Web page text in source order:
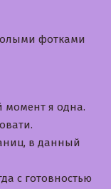
фотками
момент я одна.
в данный
с готовностью